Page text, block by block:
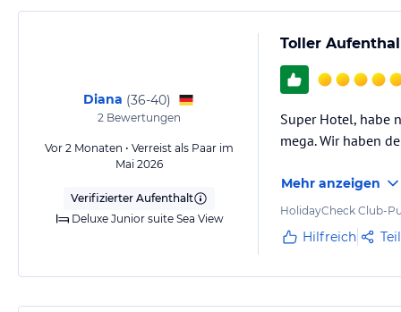
Gewähr und ohne Prüfung durch HolidayCheck. Bitte lies vor der
Diana (36-40)
2Bewertungen
Vor 2 Monaten • Verreist als Paar im
Mai 2026
Verifizierter Aufenthalt
Deluxe Junior suite Sea View
Toller
Super Hotel, habe
mega. Wir haben
Mehr anzeigen
HolidayCheck Club-
Hilfreich